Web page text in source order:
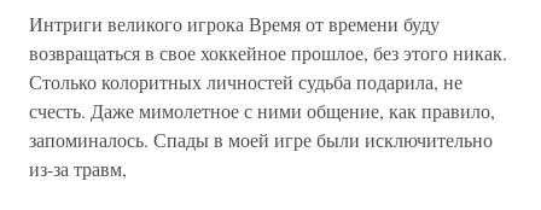
Интриги великого игрока Время от времени буду
возвращаться в свое хоккейное прошлое, без этого никак.
Столько колоритных личностей судьба подарила, не
счесть. Даже мимолетное с ними общение, как правило,
запоминалось. Спады в моей игре были исключительно
из-за травм,